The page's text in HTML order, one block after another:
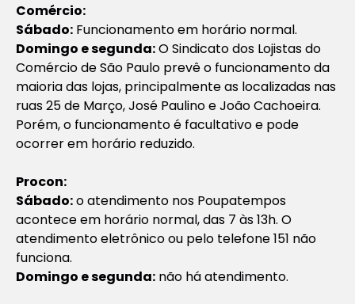
Comércio:
Sábado: Funcionamento em horário normal.
Domingo e segunda:O Sindicato dos Lojistas do
Comércio de São Paulo prevê o funcionamento da
maioria das lojas, principalmente as localizadas nas
ruas 25 de Março, José Paulino e João Cachoeira.
Porém, o funcionamento é facultativo e pode
ocorrer em horário reduzido.
Procon:
Sábado:o atendimento nos Poupatempos
acontece em horário normal, das 7 às 13h. O
atendimento eletrônico ou pelo telefone 151 não
funciona.
Domingo e segunda: não há atendimento.